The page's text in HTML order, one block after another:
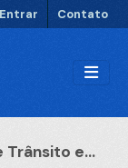
Entrar Contato
e...